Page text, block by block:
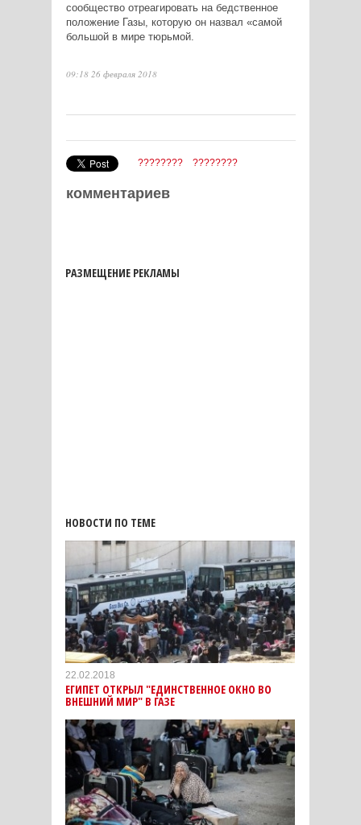
сообщество отреагировать на бедственное
положение Газы, которую он назвал «самой
большой в мире тюрьмой.
09:18 26 февраля 2018
???????? ????????
комментариев
РАЗМЕЩЕНИЕ РЕКЛАМЫ
НОВОСТИ ПО ТЕМЕ
22.02.2018
ЕГИПЕТ ОТКРЫЛ "ЕДИНСТВЕННОЕ ОКНО ВО
ВНЕШНИЙ МИР" В ГАЗЕ